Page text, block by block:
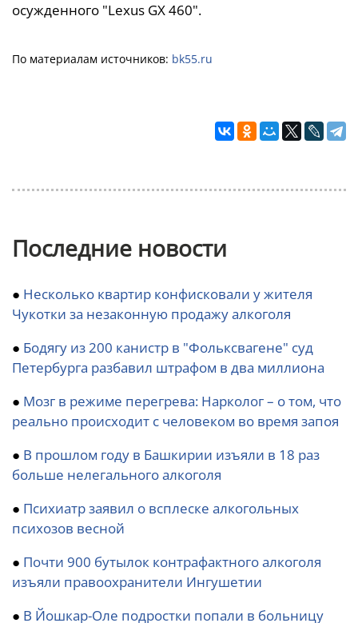
осужденного "Lexus GX 460".
По материалам источников: bk55.ru
Последние новости
● Несколько квартир конфисковали у жителя
Чукотки за незаконную продажу алкоголя
● Бодягу из 200 канистр в "Фольксвагене" суд
Петербурга разбавил штрафом в два миллиона
● Мозг в режиме перегрева: Нарколог – о том, что
реально происходит с человеком во время запоя
● В прошлом году в Башкирии изъяли в 18 раз
больше нелегального алкоголя
● Психиатр заявил о всплеске алкогольных
психозов весной
● Почти 900 бутылок контрафактного алкоголя
изъяли правоохранители Ингушетии
● В Йошкар-Оле подростки попали в больницу